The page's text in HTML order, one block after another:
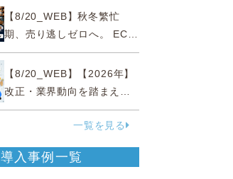
略【8/20_WEB】秋冬繁忙
期、売り逃しゼロへ。 EC運
営効率化と機会損失を防ぐ
『直前チェックポイント』
【8/20_WEB】【2026年】
改正・業界動向を踏まえて
事例で理解 健食・機能
性“あいまいゾーン”大攻略セ
一覧を見る
導入事例一覧